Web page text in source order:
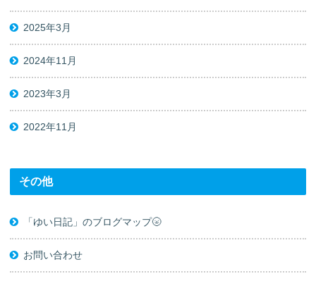
2025年3月
2024年11月
2023年3月
2022年11月
その他
「ゆい日記」のブログマップ🌝
お問い合わせ